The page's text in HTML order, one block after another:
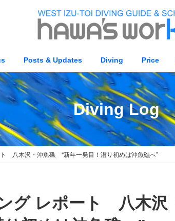
Posts & Updates Diving Price
Diving Log
八木沢・沖魚礁 “新年一発目！潜り初めは沖魚礁へ”
グ レポート 八木沢